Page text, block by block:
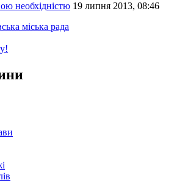
необхідністю 19 липня 2013, 08:46
міська рада